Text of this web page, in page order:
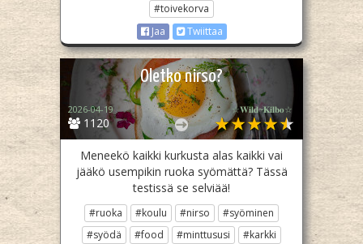
#toivekorva
Jaa
Twiittaa
Oletko nirso?
1120
2026-04-19 ☆𝐖𝐢𝐥𝐝~𝐊𝐢𝐥𝐛𝐨☆
Meneekö kaikki kurkusta alas kaikki vai
jääkö usempikin ruoka syömättä? Tässä
testissä se selviää!
#ruoka #koulu #nirso
#syöminen
#syödä
#food #minttususi
#karkki